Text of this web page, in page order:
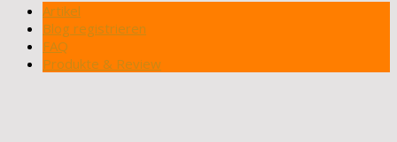
Zum
Inhalt
springen
Artikel
Blog registrieren
FAQ
Produkte & Review